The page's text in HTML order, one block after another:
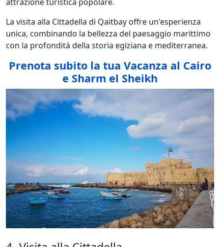
La visita alla Cittadella di Qaitbay offre un'esperienza
unica, combinando la bellezza del paesaggio marittimo
con la profondità della storia egiziana e mediterranea.
Prenota subito la tua Vacanza al Cairo
e Sharm el Sheikh